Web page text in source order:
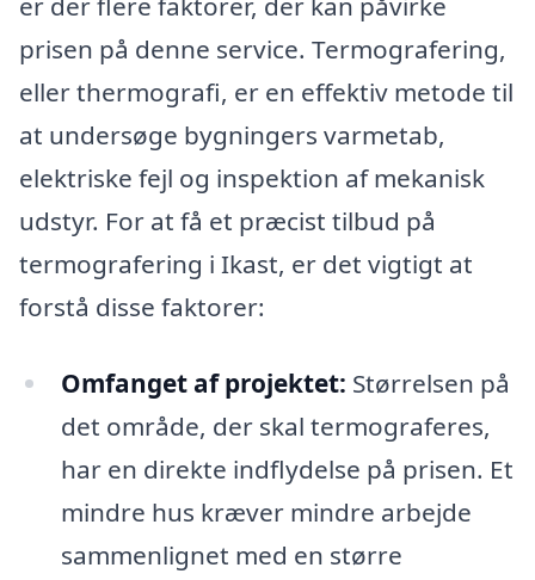
prisen på denne service. Termografering,
eller thermografi, er en effektiv metode til
at undersøge bygningers varmetab,
elektriske fejl og inspektion af mekanisk
udstyr. For at få et præcist tilbud på
termografering i Ikast, er det vigtigt at
forstå disse faktorer:
Omfanget af projektet: Størrelsen på
det område, der skal termograferes,
har en direkte indflydelse på prisen. Et
mindre hus kræver mindre arbejde
sammenlignet med en større